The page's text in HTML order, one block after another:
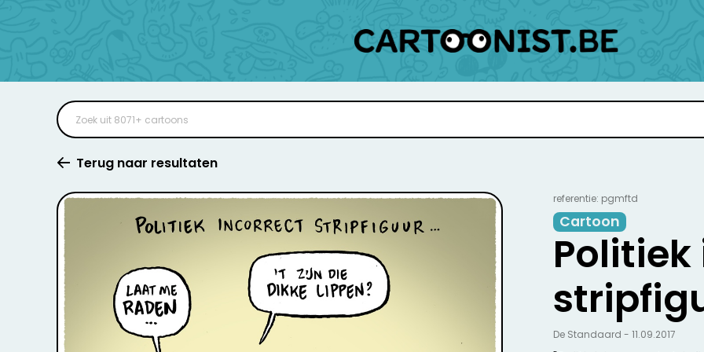
Terug naar resultaten
referentie: pgmftd
Cartoon
De Standaard - 11.09.2017